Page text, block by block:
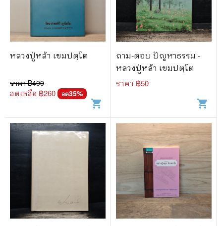
หลวงปู่หล้า เขมปตฺโต
ราคา ฿400
ลดเหลือ ฿260 ลด35%
shopping_cart
ถาม-ตอบ ปัญหาธรรม -
หลวงปู่หล้า เขมปตฺโต
ราคา ฿50
shopping_cart
📕 นิตยสาร
📅 สินค้าอื่นๆ